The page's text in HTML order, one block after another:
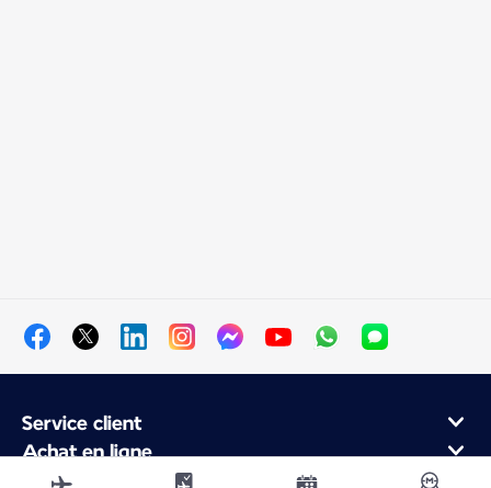
Service client
Achat en ligne
Programme de fidélité et partenaires